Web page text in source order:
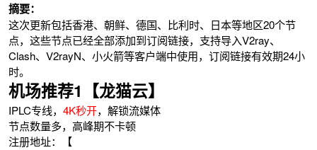
摘要：
这次更新包括香港、朝鲜、德国、比利时、日本等地区20个节
点，这些节点已经全部添加到订阅链接，支持导入V2ray、
Clash、V2rayN、小火箭等客户端中使用，订阅链接有效期24小
时。
机场推荐1【龙猫云】
IPLC专线，4K秒开，解锁流媒体
节点数量多，高峰期不卡顿
注册地址：【